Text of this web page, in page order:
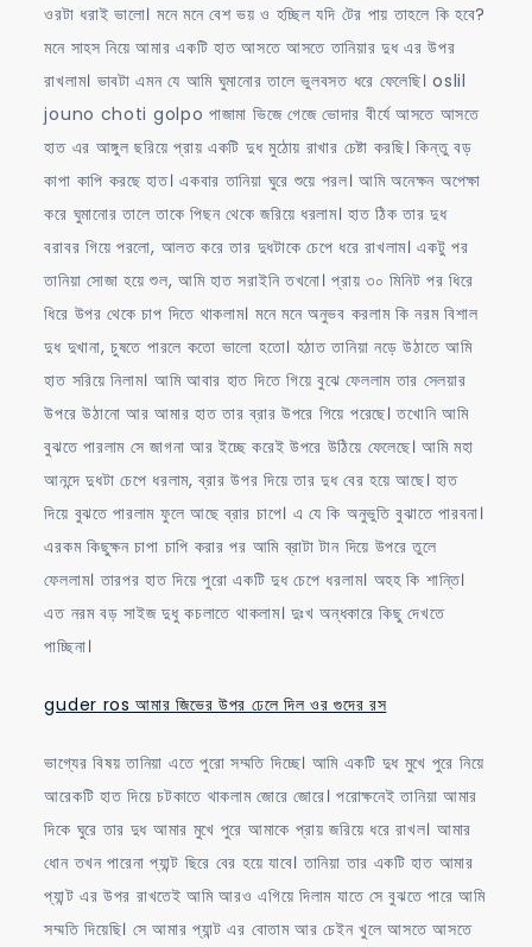
ওরটা ধরাই ভালো। মনে মনে বেশ ভয় ও হচ্ছিল যদি টের পায় তাহলে কি হবে?
মনে সাহস নিয়ে আমার একটি হাত আসতে আসতে তানিয়ার দুধ এর উপর
রাখলাম। ভাবটা এমন যে আমি ঘুমানোর তালে ভুলবসত ধরে ফেলেছি। oslil
jouno choti golpo পাজামা ভিজে গেজে ভোদার বীর্যে আসতে আসতে
হাত এর আঙ্গুল ছরিয়ে প্রায় একটি দুধ মুঠোয় রাখার চেষ্টা করছি। কিন্তু বড়
কাপা কাপি করছে হাত। একবার তানিয়া ঘুরে শুয়ে পরল। আমি অনেক্ষন অপেক্ষা
করে ঘুমানোর তালে তাকে পিছন থেকে জরিয়ে ধরলাম। হাত ঠিক তার দুধ
বরাবর গিয়ে পরলো, আলত করে তার দুধটাকে চেপে ধরে রাখলাম। একটু পর
তানিয়া সোজা হয়ে শুল, আমি হাত সরাইনি তখনো। প্রায় ৩০ মিনিট পর ধিরে
ধিরে উপর থেকে চাপ দিতে থাকলাম। মনে মনে অনুভব করলাম কি নরম বিশাল
দুধ দুখানা, চুষতে পারলে কতো ভালো হতো। হঠাত তানিয়া নড়ে উঠাতে আমি
হাত সরিয়ে নিলাম। আমি আবার হাত দিতে গিয়ে বুঝে ফেললাম তার সেলয়ার
উপরে উঠানো আর আমার হাত তার ব্রার উপরে গিয়ে পরেছে। তখোনি আমি
বুঝতে পারলাম সে জাগনা আর ইচ্ছে করেই উপরে উঠিয়ে ফেলেছে। আমি মহা
আনন্দে দুধটা চেপে ধরলাম, ব্রার উপর দিয়ে তার দুধ বের হয়ে আছে। হাত
দিয়ে বুঝতে পারলাম ফুলে আছে ব্রার চাপে। এ যে কি অনুভুতি বুঝাতে পারবনা।
এরকম কিছুক্ষন চাপা চাপি করার পর আমি ব্রাটা টান দিয়ে উপরে তুলে
ফেললাম। তারপর হাত দিয়ে পুরো একটি দুধ চেপে ধরলাম। অহহ কি শান্তি।
এত নরম বড় সাইজ দুধু কচলাতে থাকলাম। দুঃখ অন্ধকারে কিছু দেখতে
পাচ্ছিনা।
guder ros আমার জিভের উপর ঢেলে দিল ওর গুদের রস
ভাগ্যের বিষয় তানিয়া এতে পুরো সম্মতি দিচ্ছে। আমি একটি দুধ মুখে পুরে নিয়ে
আরেকটি হাত দিয়ে চটকাতে থাকলাম জোরে জোরে। পরোক্ষনেই তানিয়া আমার
দিকে ঘুরে তার দুধ আমার মুখে পুরে আমাকে প্রায় জরিয়ে ধরে রাখল। আমার
ধোন তখন পারেনা প্যান্ট ছিরে বের হয়ে যাবে। তানিয়া তার একটি হাত আমার
প্যান্ট এর উপর রাখতেই আমি আরও এগিয়ে দিলাম যাতে সে বুঝতে পারে আমি
সম্মতি দিয়েছি। সে আমার প্যান্ট এর বোতাম আর চেইন খুলে আসতে আসতে